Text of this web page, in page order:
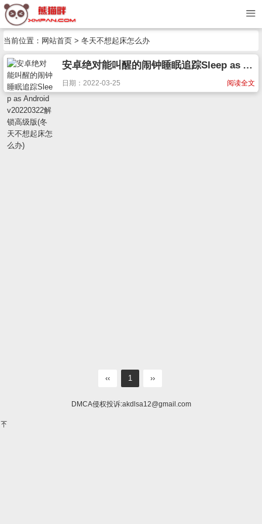
当前位置： 网站首页 > 冬天不想起床怎么办
安卓绝对能叫醒的闹钟睡眠追踪Sleep as Android v20220322解锁高级版(冬天不想起床怎么办)
阅读全文
日期：2022-03-25
‹‹ 1 ››
DMCA侵权投诉:akdlsa12@gmail.com